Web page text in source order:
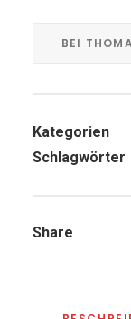
BEI
Kategorien
Schlagwörter
Share